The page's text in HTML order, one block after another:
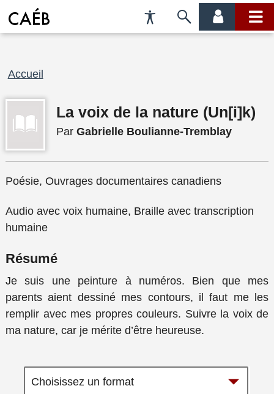
Préférences
d'accessibilité
Passer
menu
menu
Fil
Accueil
La voix de la nature (Un[i]k)
Par Gabrielle Boulianne-Tremblay
Poésie, Ouvrages documentaires canadiens
Audio avec voix humaine, Braille avec transcription
humaine
Résumé
Je suis une peinture à numéros. Bien que mes
parents aient dessiné mes contours, il faut me les
remplir avec mes propres couleurs. Suivre la voix de
ma nature, car je mérite d’être heureuse.